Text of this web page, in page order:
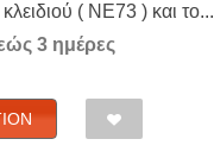
( NE73 ) και το...
3 ημέρες